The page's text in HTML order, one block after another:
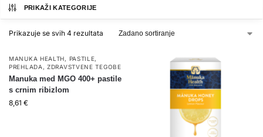
PRIKAŽI KATEGORIJE
Prikazuje se svih 4 rezultata
MANUKA HEALTH, PASTILE,
PREHLADA ,ZDRAVSTVENE TEGOBE
Manuka med MGO 400+ pastile
s crnim ribizlom
8,61 €